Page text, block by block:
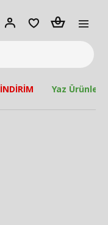
Giriş
Adet
İNDİRİM Yaz Ürünleri